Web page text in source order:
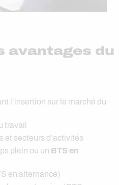
avantages du
l’insertion sur le marché du
travail
et secteurs d’activités
plein ou un BTS en
en alternance)